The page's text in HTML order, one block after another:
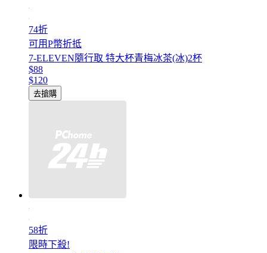
74折
可用P幣折抵
7-ELEVEN隨行取 特大杯青梅冰茶(冰)2杯
$88
$120
去搶購
58折
限時下殺!